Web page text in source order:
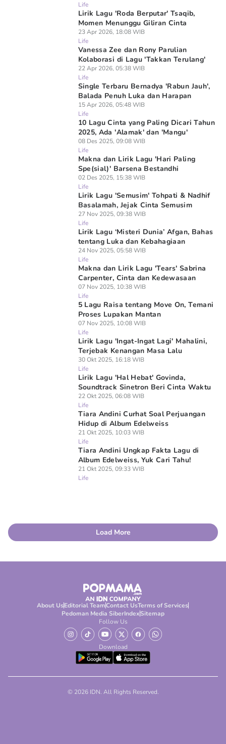
Life
Lirik Lagu 'Roda Berputar' Tsaqib,
Momen Menunggu Giliran Cinta
23 Apr 2026, 18:08 WIB
Life
Vanessa Zee dan Rony Parulian
Kolaborasi di Lagu 'Takkan Terulang'
22 Apr 2026, 05:38 WIB
Life
Single Terbaru Bernadya 'Rabun Jauh',
Balada Penuh Luka dan Harapan
15 Apr 2026, 05:48 WIB
Life
10 Lagu Cinta yang Paling Dicari Tahun
2025, Ada 'Alamak' dan 'Mangu'
08 Des 2025, 09:08 WIB
Life
Makna dan Lirik Lagu 'Hari Paling
Spe(sial)' Barsena Bestandhi
02 Des 2025, 15:38 WIB
Life
Lirik Lagu 'Semusim' Tohpati & Nadhif
Basalamah, Jejak Cinta Semusim
27 Nov 2025, 09:38 WIB
Life
Lirik Lagu ‘Misteri Dunia’ Afgan, Bahas
tentang Luka dan Kebahagiaan
24 Nov 2025, 05:58 WIB
Life
Makna dan Lirik Lagu 'Tears' Sabrina
Carpenter, Cinta dan Kedewasaan
07 Nov 2025, 10:38 WIB
Life
5 Lagu Raisa tentang Move On, Temani
Proses Lupakan Mantan
07 Nov 2025, 10:08 WIB
Life
Lirik Lagu 'Ingat-Ingat Lagi' Mahalini,
Terjebak Kenangan Masa Lalu
30 Okt 2025, 16:18 WIB
Life
Lirik Lagu 'Hal Hebat' Govinda,
Soundtrack Sinetron Beri Cinta Waktu
22 Okt 2025, 06:08 WIB
Life
Tiara Andini Curhat Soal Perjuangan
Hidup di Album Edelweiss
21 Okt 2025, 10:03 WIB
Life
Tiara Andini Ungkap Fakta Lagu di
Album Edelweiss, Yuk Cari Tahu!
21 Okt 2025, 09:33 WIB
Life
Load More
About UsEditorial TeamContact UsTerms of Services
Pedoman Media SiberIndexSitemap
Follow Us
Download
© 2026 IDN. All Rights Reserved.